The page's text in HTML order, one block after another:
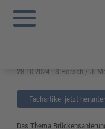
Sie sind hier:
Brückensanierung:
Prüfungen
28.10.2024 | S.Horsch / J.
Fachartikel jetzt
Das Thema